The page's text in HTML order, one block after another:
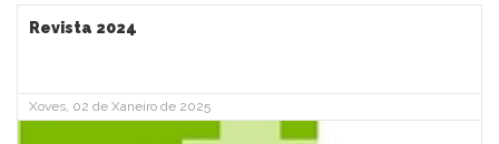
Revista 2024
Xoves, 02 de Xaneiro de 2025